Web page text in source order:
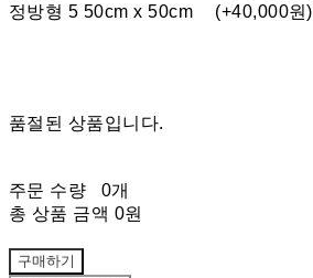
정방형 5 50cm x 50cm
(+40,000원)
품절된 상품입니다.
주문 수량
0개
총 상품 금액 0원
구매하기